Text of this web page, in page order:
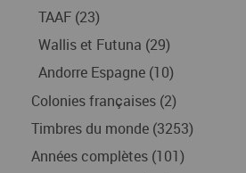
TAAF (23)
Wallis et Futuna (29)
Andorre Espagne (10)
Colonies françaises (2)
Timbres du monde (3253)
Années complètes (101)